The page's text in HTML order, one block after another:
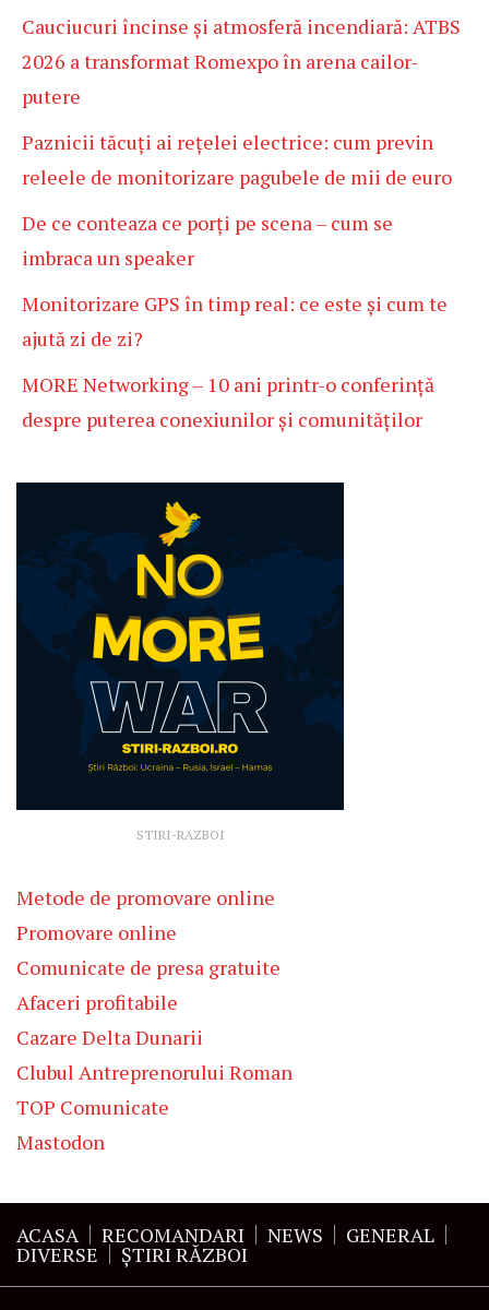
Cauciucuri încinse și atmosferă incendiară: ATBS
2026 a transformat Romexpo în arena cailor-
putere
Paznicii tăcuți ai rețelei electrice: cum previn
releele de monitorizare pagubele de mii de euro
De ce conteaza ce porți pe scena – cum se
imbraca un speaker
Monitorizare GPS în timp real: ce este și cum te
ajută zi de zi?
MORE Networking – 10 ani printr-o conferință
despre puterea conexiunilor și comunităților
STIRI-RAZBOI
Metode de promovare online
Promovare online
Comunicate de presa gratuite
Afaceri profitabile
Cazare Delta Dunarii
Clubul Antreprenorului Roman
TOP Comunicate
Mastodon
ACASA RECOMANDARI NEWS GENERAL
DIVERSE ŞTIRI RĂZBOI